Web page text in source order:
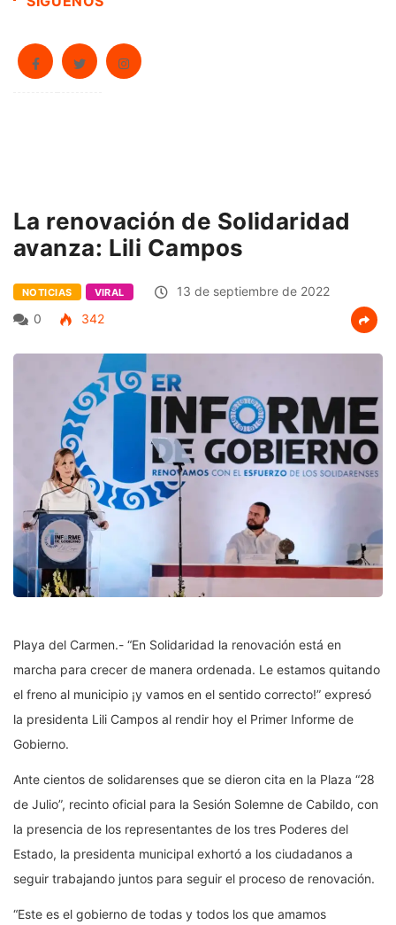
La renovación de Solidaridad
avanza: Lili Campos
NOTICIAS VIRAL
13 de septiembre de 2022
0
342
Playa del Carmen.- “En Solidaridad la renovación está en
marcha para crecer de manera ordenada. Le estamos quitando
el freno al municipio ¡y vamos en el sentido correcto!” expresó
la presidenta Lili Campos al rendir hoy el Primer Informe de
Gobierno.
Ante cientos de solidarenses que se dieron cita en la Plaza “28
de Julio”, recinto oficial para la Sesión Solemne de Cabildo, con
la presencia de los representantes de los tres Poderes del
Estado, la presidenta municipal exhortó a los ciudadanos a
seguir trabajando juntos para seguir el proceso de renovación.
“Este es el gobierno de todas y todos los que amamos